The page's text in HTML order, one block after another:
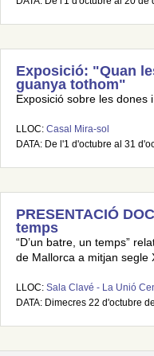
Exposició: "Quan
guanya tothom"
Exposició sobre les dones i
LLOC: Casal Mira-sol
DATA: De l'1 d'octubre al 31
PRESENTACIÓ
temps
“D’un batre, un temps”
de Mallorca a mitjan segle
LLOC: Sala Clavé - La Unió
DATA: Dimecres 22 d'octubre